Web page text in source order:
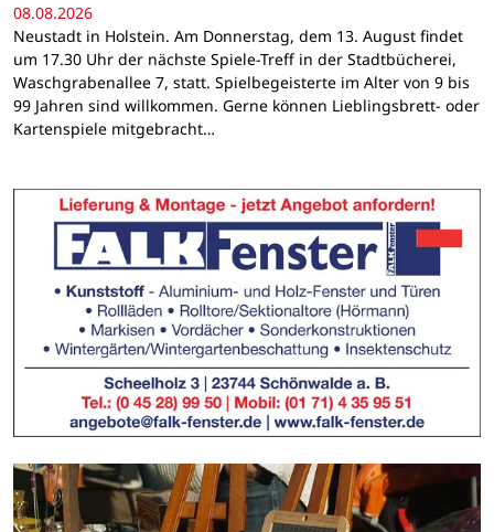
08.08.2026
Neustadt in Holstein. Am Donnerstag, dem 13. August findet
um 17.30 Uhr der nächste Spiele-Treff in der Stadtbücherei,
Waschgrabenallee 7, statt. Spielbegeisterte im Alter von 9 bis
99 Jahren sind willkommen. Gerne können Lieblingsbrett- oder
Kartenspiele mitgebracht…